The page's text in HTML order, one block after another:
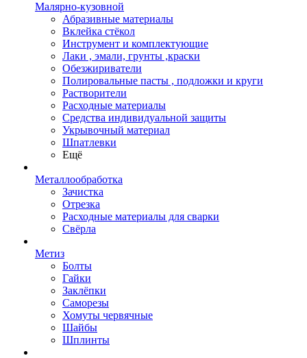
Малярно-кузовной
Абразивные материалы
Вклейка стёкол
Инструмент и комплектующие
Лаки , эмали, грунты ,краски
Обезжириватели
Полировальные пасты , подложки и круги
Растворители
Расходные материалы
Средства индивидуальной защиты
Укрывочный материал
Шпатлевки
Ещё
Металлообработка
Зачистка
Отрезка
Расходные материалы для сварки
Свёрла
Метиз
Болты
Гайки
Заклёпки
Саморезы
Хомуты червячные
Шайбы
Шплинты